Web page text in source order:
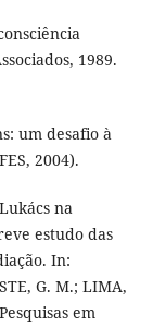
1989.
um desafio à
2004).
na
estudo das
In:
G. M.; LIMA,
em